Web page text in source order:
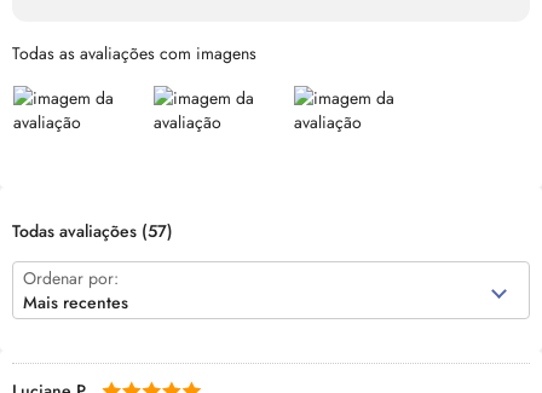
Todas as avaliações com imagens
Todas avaliações (57)
Ordenar por:
Mais recentes